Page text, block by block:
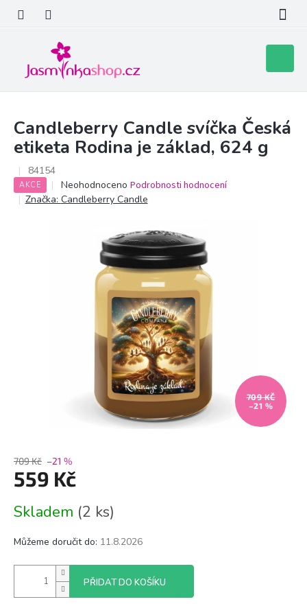
obsah
košík
Candleberry Candle svíčka Česká
etiketa Rodina je základ, 624 g
84154
AKCE
Průměrné
hodnocení
hvězdiček.
Neohodnoceno Podrobnosti hodnocení
Značka: Candleberry Candle
709 KČ
–21 %
709 Kč –21 %
559 Kč
cena:
Skladem (2 ks)
Můžeme doručit do: 11.8.2026
PŘIDAT DO KOŠÍKU